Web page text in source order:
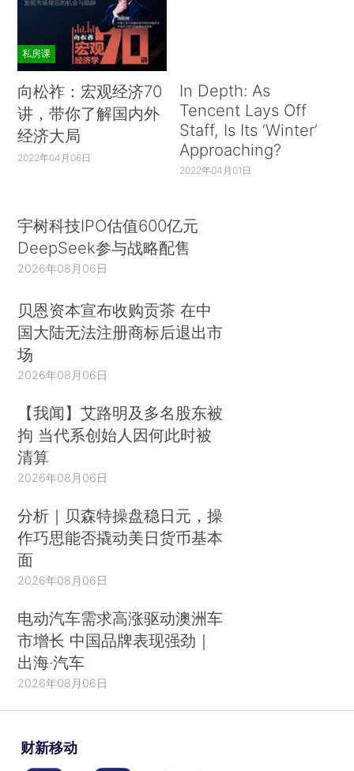
私房课
向松祚：宏观经济70
讲，带你了解国内外
经济大局
2022年04月06日
In Depth: As
Tencent Lays Off
Staff, Is Its ‘Winter’
Approaching?
2022年04月01日
宇树科技IPO估值600亿元
DeepSeek参与战略配售
2026年08月06日
贝恩资本宣布收购贡茶 在中
国大陆无法注册商标后退出市
场
2026年08月06日
【我闻】艾路明及多名股东被
拘 当代系创始人因何此时被
清算
2026年08月06日
分析｜贝森特操盘稳日元，操
作巧思能否撬动美日货币基本
面
2026年08月06日
电动汽车需求高涨驱动澳洲车
市增长 中国品牌表现强劲｜
出海·汽车
2026年08月06日
财新移动